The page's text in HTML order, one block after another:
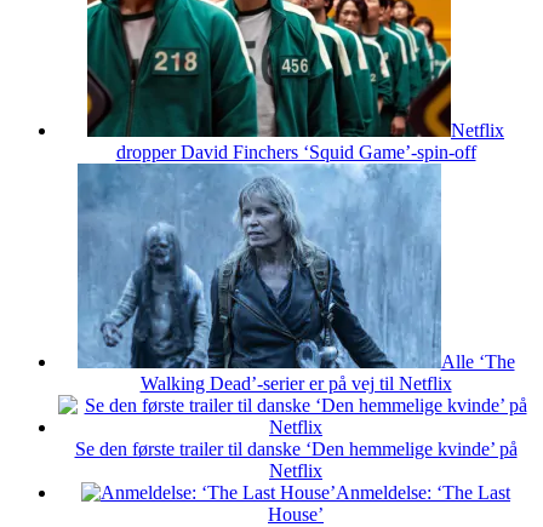
Netflix
dropper David Finchers ‘Squid Game’-spin-off
Alle ‘The
Walking Dead’-serier er på vej til Netflix
Se den første trailer til danske ‘Den hemmelige kvinde’ på
Netflix
Anmeldelse: ‘The Last
House’